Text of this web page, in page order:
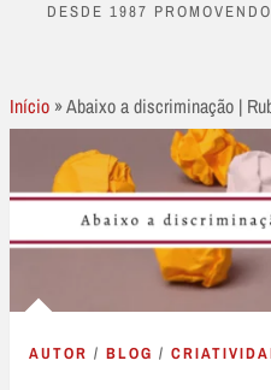
contentDESDE 1987
Início »Abaixo a discriminação |
AUTOR / BLOG /